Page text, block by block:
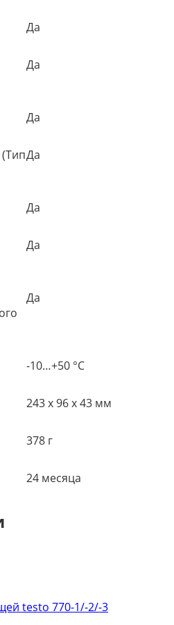
Да
Да
Да
Да
Да
Да
Да
-10…+50 °С
243 x 96 x 43 мм
378 г
24 месяца
testo 770-1/-2/-3